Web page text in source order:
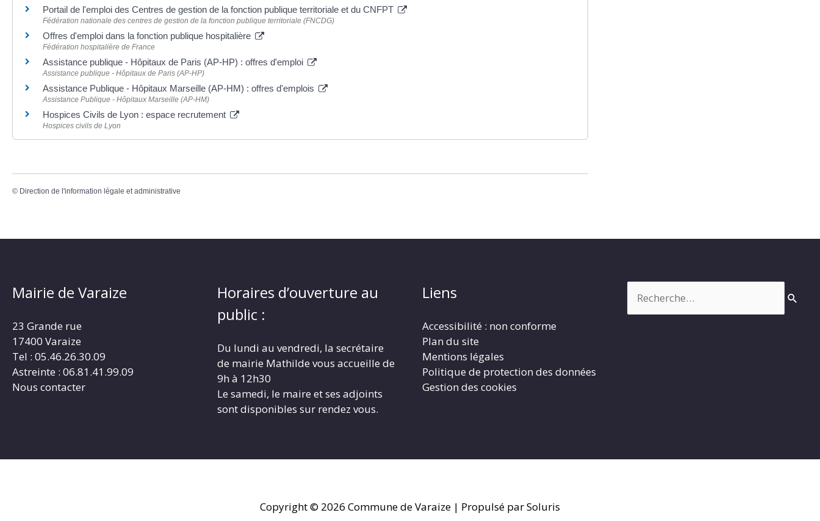
Portail de l'emploi des Centres de gestion de la fonction publique territoriale et du CNFPT
Fédération nationale des centres de gestion de la fonction publique territoriale (FNCDG)
Offres d'emploi dans la fonction publique hospitalière
Fédération hospitalière de France
Assistance publique - Hôpitaux de Paris (AP-HP) : offres d'emploi
Assistance publique - Hôpitaux de Paris (AP-HP)
Assistance Publique - Hôpitaux Marseille (AP-HM) : offres d'emplois
Assistance Publique - Hôpitaux Marseille (AP-HM)
Hospices Civils de Lyon : espace recrutement
Hospices civils de Lyon
© Direction de l'information légale et administrative
Mairie de Varaize
23 Grande rue
17400 Varaize
Tel : 05.46.26.30.09
Astreinte : 06.81.41.99.09
Nous contacter
Horaires d’ouverture au
public :
Du lundi au vendredi, la secrétaire
de mairie Mathilde vous accueille de
9h à 12h30
Le samedi, le maire et ses adjoints
sont disponibles sur rendez vous.
Liens
Accessibilité : non conforme
Plan du site
Mentions légales
Politique de protection des données
Gestion des cookies
Copyright © 2026 Commune de Varaize | Propulsé par Soluris